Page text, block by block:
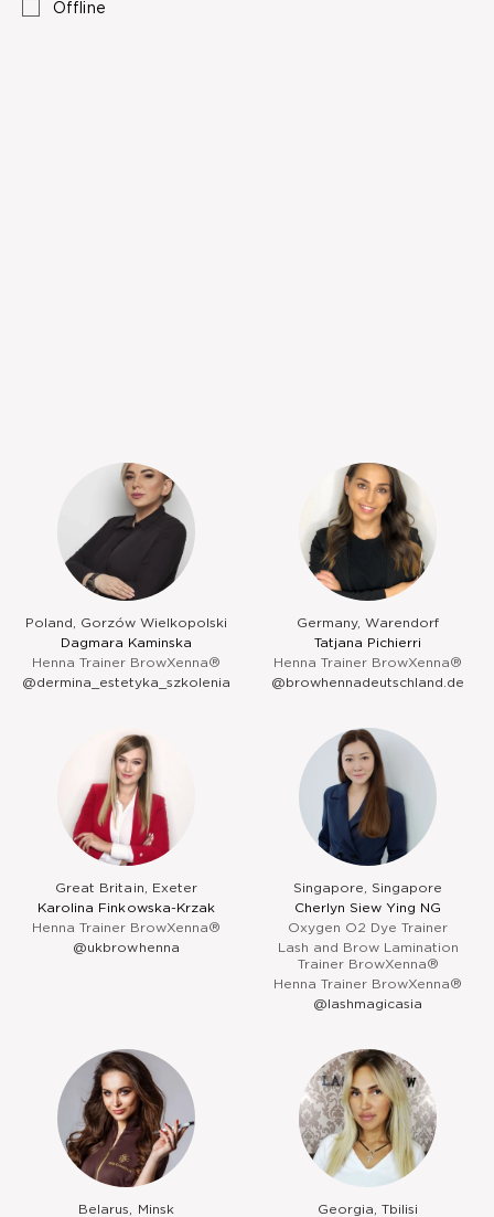
Offline
Poland, Gorzów Wielkopolski
Dagmara Kaminska
Henna Trainer BrowXenna®
@dermina_estetyka_szkolenia
Germany, Warendorf
Tatjana Pichierri
Henna Trainer BrowXenna®
@browhennadeutschland.de
Great Britain, Exeter
Karolina Finkowska-Krzak
Henna Trainer BrowXenna®
@ukbrowhenna
Singapore, Singapore
Cherlyn Siew Ying NG
Oxygen O2 Dye Trainer
Lash and Brow Lamination
Trainer BrowXenna®
Henna Trainer BrowXenna®
@lashmagicasia
Belarus, Minsk
Georgia, Tbilisi